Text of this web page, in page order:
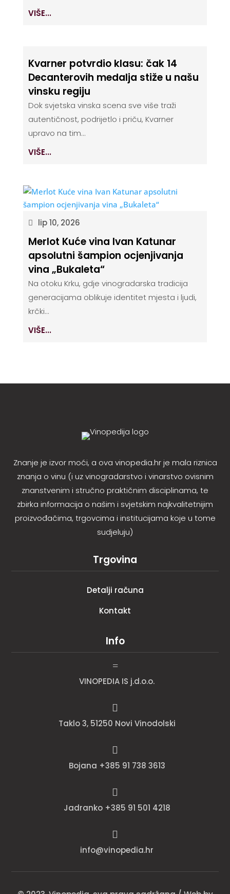
VIŠE...
Kvarner potvrdio klasu: čak 14
Decanterovih medalja stiže u našu
vinsku regiju
Dok svjetska vinska scena sve više traži
autentičnost, podrijetlo i priču, Kvarner
upravo na tim...
VIŠE...
lip 10, 2026
Merlot Kuće vina Ivan Katunar
apsolutni šampion ocjenjivanja
vina „Bukaleta“
Na otoku Krku, gdje vinogradarska tradicija
generacijama oblikuje identitet mjesta i ljudi,
krčki...
VIŠE...
Znanje je izvor moći, a ova vinopedia.hr je mala riznica
znanja o vinu (i uz vinogradarstvo i vinarstvo ovisnim
znanstvenim i stručno praktičnim disciplinama, te
zbirka informacija o našim i svjetskim najkvalitetnijim
proizvođačima, trgovcima i institucijama koje u tome
sudjeluju)
Trgovina
Detalji računa
Kontakt
Info
=
VINOPEDIA IS j.d.o.o.

Taklo 3, 51250 Novi Vinodolski

Bojana +385 91 738 3613

Jadranko +385 91 501 4218

info@vinopedia.hr